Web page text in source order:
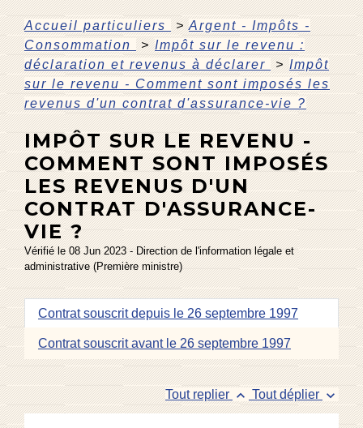
Accueil particuliers > Argent - Impôts -
Consommation > Impôt sur le revenu :
déclaration et revenus à déclarer > Impôt
sur le revenu - Comment sont imposés les
revenus d'un contrat d'assurance-vie ?
IMPÔT SUR LE REVENU -
COMMENT SONT IMPOSÉS
LES REVENUS D'UN
CONTRAT D'ASSURANCE-
VIE ?
Vérifié le 08 Jun 2023 - Direction de l'information légale et
administrative (Première ministre)
Contrat souscrit depuis le 26 septembre 1997
Contrat souscrit avant le 26 septembre 1997
Tout replier keyboard_arrow_up Tout déplier keyboard_arrow_down